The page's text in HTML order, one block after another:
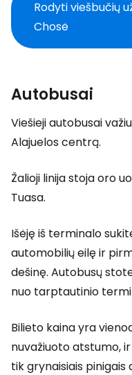
Rodyti viešbučių
Chosė
Autobusai
Viešieji autobusai
Alajuelos centrą.
Žalioji linija stoja oro
Tuasa.
Išėję iš terminalo
automobilių eilę ir
dešinę. Autobusų
nuo tarptautinio
Bilieto kaina yra
nuvažiuoto atstumo,
tik grynaisiais pinigais